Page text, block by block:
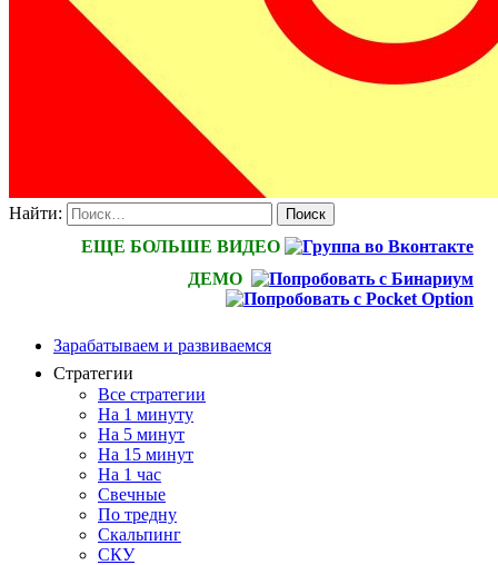
Найти:
ЕЩЕ БОЛЬШЕ ВИДЕО
ДЕМО
Зарабатываем и развиваемся
Стратегии
Все стратегии
На 1 минуту
На 5 минут
На 15 минут
На 1 час
Свечные
По тредну
Скальпинг
СКУ